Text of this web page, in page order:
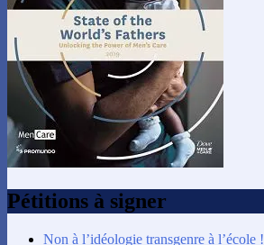
Pétitions à signer
Non à l’idéologie transgenre à l’école !